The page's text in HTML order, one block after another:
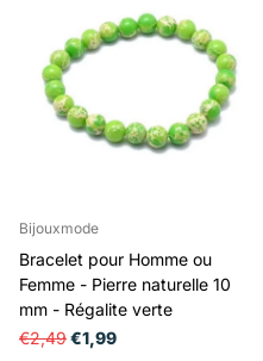
Bijouxmode
Bracelet pour Homme ou
Femme - Pierre naturelle 10
mm - Régalite verte
€2,49€1,99